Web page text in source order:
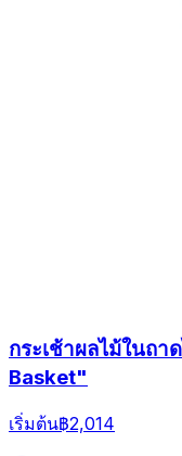
กระเช้าผลไม้ในถ
Basket"
เริ่มต้น฿2,014